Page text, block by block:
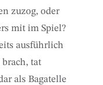
zuzog, oder
mit im Spiel?
ausführlich
tat
als Bagatelle